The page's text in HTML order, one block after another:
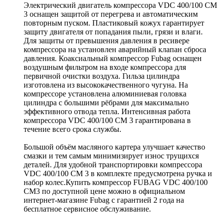
Электрический двигатель компрессора VDC 400/100 CМ
3 оснащен защитой от перегрева и автоматическим
повторным пуском. Пластиковый кожух гарантирует
защиту двигателя от попадания пыли, грязи и влаги.
Для защиты от превышения давления в ресивере
компрессора на установлен аварийный клапан сброса
давления. Коаксиальный компрессор Fubag оснащен
воздушным фильтром на входе компрессора для
первичной очистки воздуха. Гильза цилиндра
изготовлена из высококачественного чугуна. На
компрессоре установлена алюминиевая головка
цилиндра с большими рёбрами для максимально
эффективного отвода тепла. Интенсивная работа
компрессора VDC 400/100 CМ 3 гарантирована в
течение всего срока службы.
Большой объём масляного картера улучшает качество
смазки и тем самым минимизирует износ трущихся
деталей. Для удобной транспортировки компрессора
VDС 400/100 CМ 3 в комплекте предусмотрена ручка и
набор колес.Купить компрессор FUBAG VDC 400/100
CM3 по доступной цене можно в официальном
интернет-магазине Fubag с гарантией 2 года на
бесплатное сервисное обслуживание.